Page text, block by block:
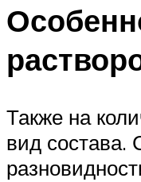
Также на
вид состава.